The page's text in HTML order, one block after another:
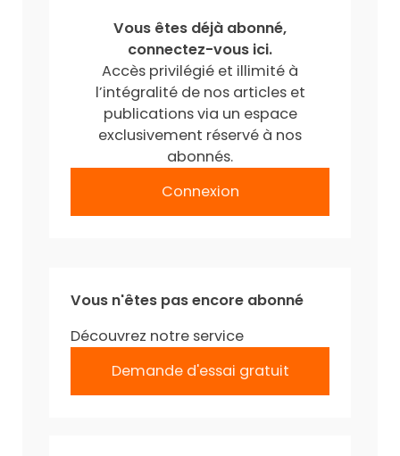
Vous êtes déjà abonné,
connectez-vous ici.
Accès privilégié et illimité à
l’intégralité de nos articles et
publications via un espace
exclusivement réservé à nos
abonnés.
Connexion
Vous n'êtes pas encore abonné
Découvrez notre service
Demande d'essai gratuit